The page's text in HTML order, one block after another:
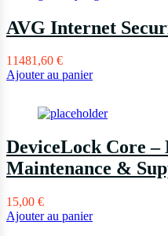
AVG Internet
11481,60 €
Ajouter au panier
DeviceLock Core –
Maintenance &
15,00 €
Ajouter au panier